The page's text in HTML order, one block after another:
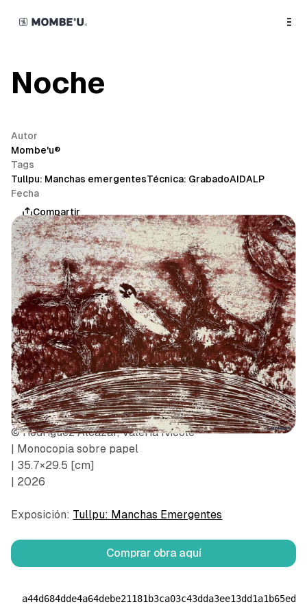
Noche
Autor
Mombe'u®
Tags
Tullpu: Manchas emergentesTécnica: GrabadoAIDALP
Fecha
mayo 7, 2026
Compartir
© Rodríguez Alcázar, Valeria Nicole
| Monocopia sobre papel
| 35.7×29.5 [cm]
| 2026
Exposición: Tullpu: Manchas Emergentes
Comprar obra aquí